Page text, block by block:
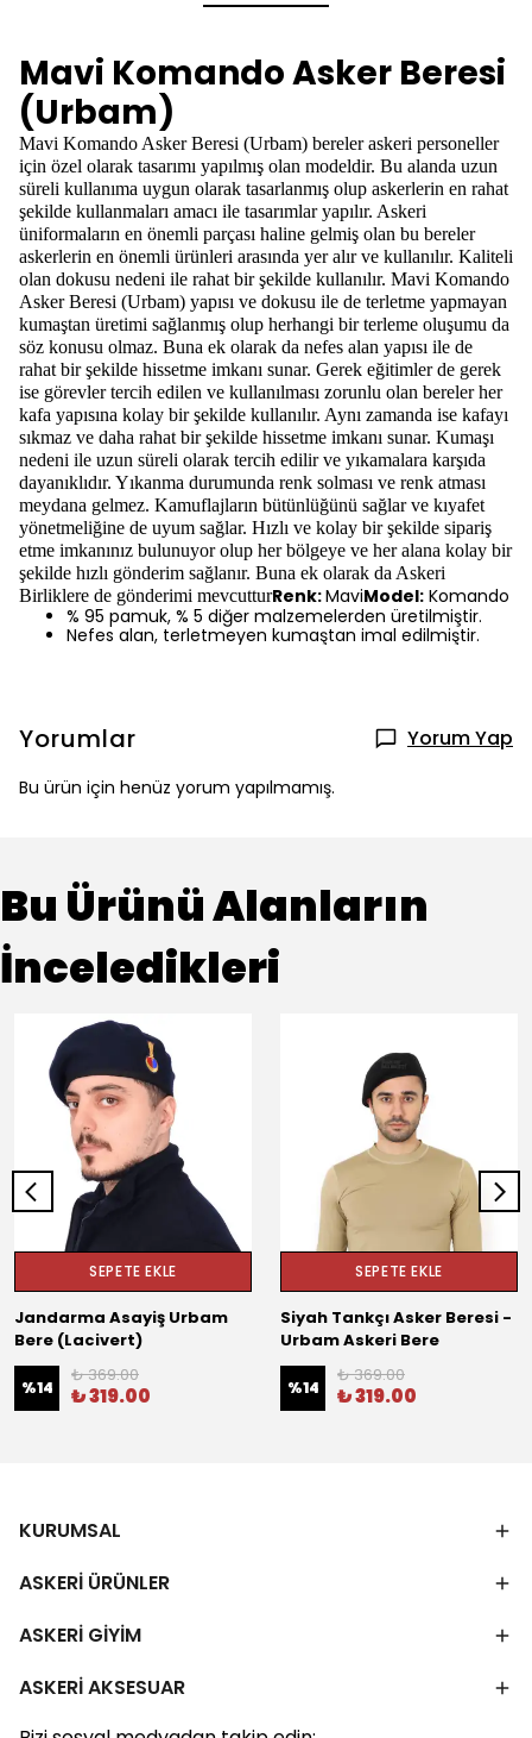
Mavi Komando Asker Beresi
(Urbam)
Mavi Komando Asker Beresi (Urbam) bereler askeri personeller
için özel olarak tasarımı yapılmış olan modeldir. Bu alanda uzun
süreli kullanıma uygun olarak tasarlanmış olup askerlerin en rahat
şekilde kullanmaları amacı ile tasarımlar yapılır. Askeri
üniformaların en önemli parçası haline gelmiş olan bu bereler
askerlerin en önemli ürünleri arasında yer alır ve kullanılır. Kaliteli
olan dokusu nedeni ile rahat bir şekilde kullanılır. Mavi Komando
Asker Beresi (Urbam) yapısı ve dokusu ile de terletme yapmayan
kumaştan üretimi sağlanmış olup herhangi bir terleme oluşumu da
söz konusu olmaz. Buna ek olarak da nefes alan yapısı ile de
rahat bir şekilde hissetme imkanı sunar. Gerek eğitimler de gerek
ise görevler tercih edilen ve kullanılması zorunlu olan bereler her
kafa yapısına kolay bir şekilde kullanılır. Aynı zamanda ise kafayı
sıkmaz ve daha rahat bir şekilde hissetme imkanı sunar. Kumaşı
nedeni ile uzun süreli olarak tercih edilir ve yıkamalara karşıda
dayanıklıdır. Yıkanma durumunda renk solması ve renk atması
meydana gelmez. Kamuflajların bütünlüğünü sağlar ve kıyafet
yönetmeliğine de uyum sağlar. Hızlı ve kolay bir şekilde sipariş
etme imkanınız bulunuyor olup her bölgeye ve her alana kolay bir
şekilde hızlı gönderim sağlanır. Buna ek olarak da Askeri
Birliklere de gönderimi mevcutturRenk:MaviModel: Komando
% 95 pamuk, % 5 diğer malzemelerden üretilmiştir.
Nefes alan, terletmeyen kumaştan imal edilmiştir.
Yorumlar Yorum Yap
Bu ürün için henüz yorum yapılmamış.
Bu Ürünü Alanların
İnceledikleri
SEPETE EKLE
Jandarma Asayiş Urbam
Bere (Lacivert)
%14
₺ 369.00
₺ 319.00
SEPETE EKLE
Siyah Tankçı Asker Beresi -
Urbam Askeri Bere
%14
₺ 369.00
₺ 319.00
KURUMSAL
ASKERİ ÜRÜNLER
ASKERİ GİYİM
ASKERİ AKSESUAR